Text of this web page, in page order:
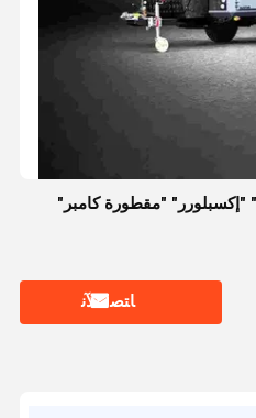
"إكسبلورر" "مقطورة كامبر"
ﺎﺘﺼﻟ ﺍﻶﻧ